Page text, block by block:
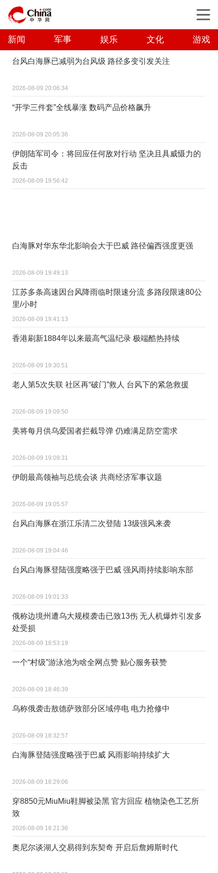
新闻 军事 娱乐 文化 游戏
台风白海豚已减弱为台风级 路径多变引发关注
2026-08-09 20:06:34
“开学三件套”全线暴涨 数码产品价格飙升
2026-08-09 20:05:36
伊朗陆军司令：将回应任何敌对行动 坚决且具威慑力的
反击
2026-08-09 19:56:42
白海豚对华东华北影响会大于巴威 路径偏西强度更强
2026-08-09 19:49:13
江苏多条高速因台风降雨临时限速分流 多路段限速80公
里/小时
2026-08-09 19:41:13
香港刷新1884年以来最高气温纪录 极端酷热持续
2026-08-09 19:30:51
老人第5次失联 社区再“破门”救人 台风下的紧急救援
2026-08-09 19:09:50
美将每月供乌爱国者拦截导弹 仍难满足防空需求
2026-08-09 19:09:31
伊朗最高领袖与总统会谈 共商经济军事议题
2026-08-09 19:05:57
台风白海豚在浙江乐清二次登陆 13级强风来袭
2026-08-09 19:04:46
台风白海豚登陆强度略强于巴威 强风雨持续影响东部
2026-08-09 19:01:33
俄称边境州遭乌大规模袭击已致13伤 无人机爆炸引发多
处受损
2026-08-09 18:53:19
一个“村级”游泳池为啥全网点赞 贴心服务获赞
2026-08-09 18:46:39
乌称俄袭击敖德萨致部分区域停电 电力抢修中
2026-08-09 18:32:57
白海豚登陆强度略强于巴威 风雨影响持续扩大
2026-08-09 18:29:06
穿8850元MiuMiu鞋脚被染黑 官方回应 植物染色工艺所
致
2026-08-09 18:21:36
奥尼尔谈湖人交易得到东契奇 开启后詹姆斯时代